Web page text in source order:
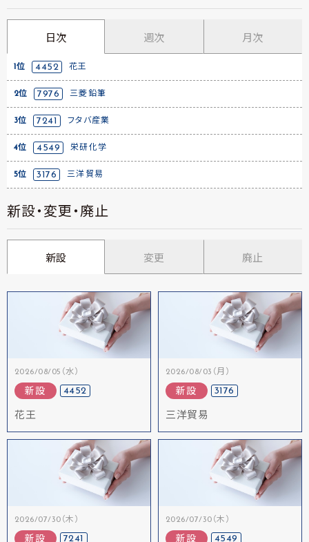
日次 週次 月次
1位 4452 花王
2位 7976 三菱鉛筆
3位 7241 フタバ産業
4位 4549 栄研化学
5位 3176 三洋貿易
新設・変更・廃止
新設 変更 廃止
2026/08/05（水）
新設 4452
花王
2026/08/03（月）
新設 3176
三洋貿易
2026/07/30（木）
新設 7241
2026/07/30（木）
新設 4549